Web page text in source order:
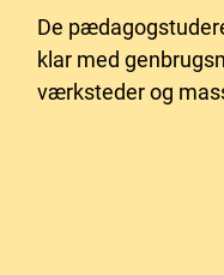
De
klar med
værksteder og